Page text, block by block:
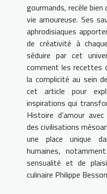
gourmands, recèle
vie amoureuse. Ses
aphrodisiaques
de créativité à
séduire par cet
comment les recettes
la complicité au sein
cet article pour
inspirations qui
Histoire d’amour
des civilisations
une place unique
humaines,
sensualité et de
culinaire Philippe